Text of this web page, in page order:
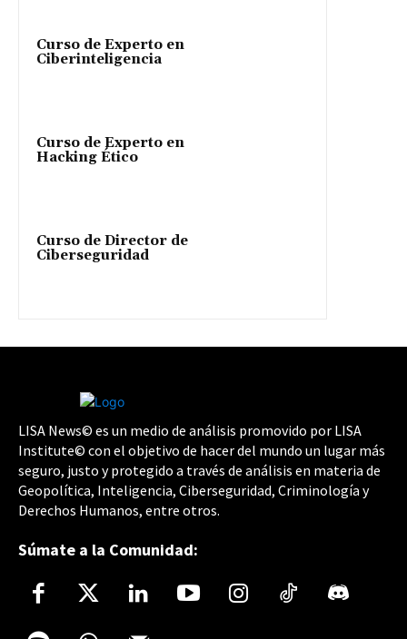
Curso de Experto en
Ciberinteligencia
Curso de Experto en
Hacking Ético
Curso de Director de
Ciberseguridad
LISA News© es un medio de análisis promovido por LISA
Institute© con el objetivo de hacer del mundo un lugar más
seguro, justo y protegido a través de análisis en materia de
Geopolítica, Inteligencia, Ciberseguridad, Criminología y
Derechos Humanos, entre otros.
Súmate a la Comunidad: